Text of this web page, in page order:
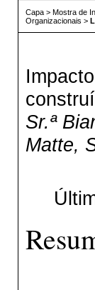
Capa> Mostra de
Organizacionais >
Sr.ª
Matte,